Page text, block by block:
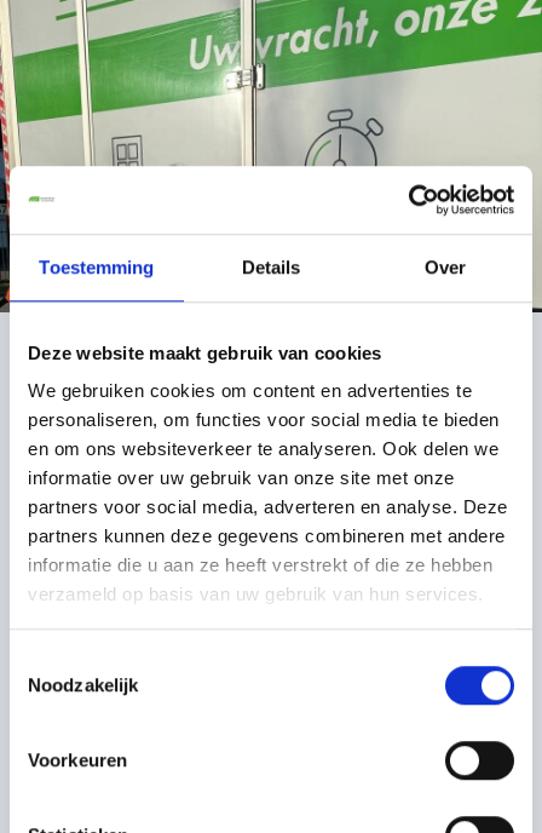
Toestemming Details Over
Deze website maakt gebruik van cookies
We gebruiken cookies om content en advertenties te
personaliseren, om functies voor social media te bieden
en om ons websiteverkeer te analyseren. Ook delen we
informatie over uw gebruik van onze site met onze
partners voor social media, adverteren en analyse. Deze
partners kunnen deze gegevens combineren met andere
informatie die u aan ze heeft verstrekt of die ze hebben
verzameld op basis van uw gebruik van hun services.
Noodzakelijk
Voorkeuren
Samenwerking met UWV en het Werkbedrijf
Rijk van Nijmegen
Om wat terug te doen voor de maatschappij werkt ATS
Transport nauw samen met het UWV en het Werkbedrijf
Rijk van Nijmegen. Op deze manier bieden wij mensen
een kans om aan het werk te gaan. Wij geven ze
ondersteuning, waardoor deze werknemers aan hun
competenties kunnen werken. Door voor ATS Transport
te kiezen, biedt u deze mensen ook een kans.
Wij vinden het belangrijk om in deze vervuilende sector
een steentje bij te dragen aan het milieu. Daarom
kiezen wij ervoor om ons transport zo veel mogelijk met
duurzame vervoersmiddelen uit te voeren. Zo
voldoen aan de milieueisen. CNG is gecomprimeerd